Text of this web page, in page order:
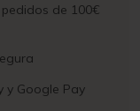
de 100€
y Google Pay